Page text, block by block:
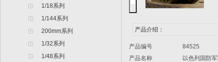
1/18系列
1/144系列
200mm系列
1/32系列
1/48系列
产品介绍：
产品编号
84525
产品名称
以色列国防军